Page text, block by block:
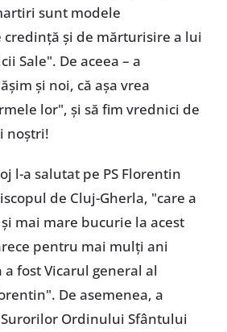
sunt modele
și de mărturisire a lui
Sale". De aceea – a
și noi, că așa vrea
lor", și să fim vrednici de
noștri!
l-a salutat pe PS Florentin
de Cluj-Gherla, "care a
mai mare bucurie la acest
pentru mai mulți ani
fost Vicarul general al
De asemenea, a
Ordinului Sfântului